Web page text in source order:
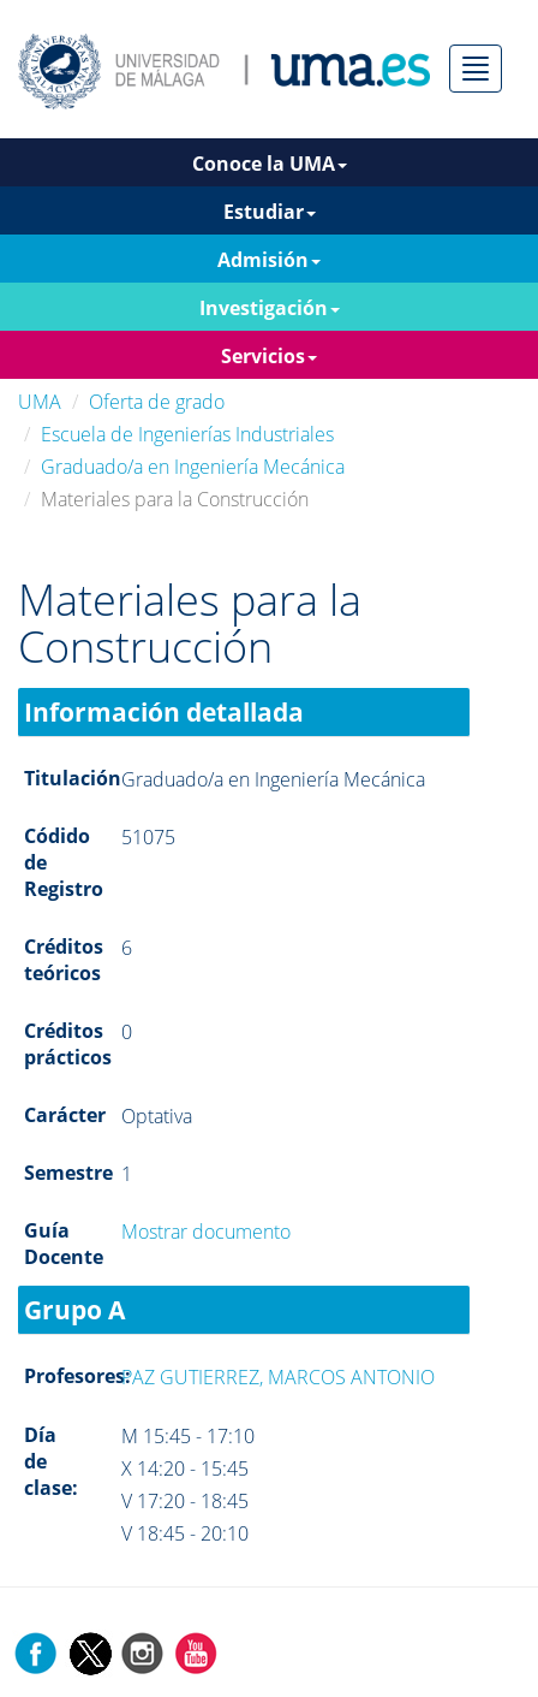
Menú
Conoce la UMA
Estudiar
Admisión
Investigación
Servicios
UMA
Oferta de grado
Escuela de Ingenierías Industriales
Graduado/a en Ingeniería Mecánica
Materiales para la Construcción
Materiales para la
Construcción
Información detallada
TitulaciónGraduado/a en Ingeniería Mecánica
Códido
de
Registro
51075
Créditos
teóricos
6
Créditos
prácticos
0
Carácter Optativa
Semestre 1
Guía
Docente
Mostrar documento
Grupo A
Profesores:PAZ GUTIERREZ, MARCOS ANTONIO
Día
de
clase:
M 15:45 - 17:10
X 14:20 - 15:45
V 17:20 - 18:45
V 18:45 - 20:10